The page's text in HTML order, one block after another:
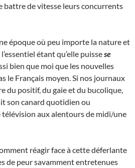
battre de vitesse leurs concurrents
époque où peu importe la nature et
étant qu’elle puissese
bien que moi que les nouvelles
le Français moyen. Si nos journaux
du positif, du gaie et du bucolique,
son canard quotidien ou
télévision aux alentours de midi/une
réagir face à cette déferlante
de peur savamment entretenues